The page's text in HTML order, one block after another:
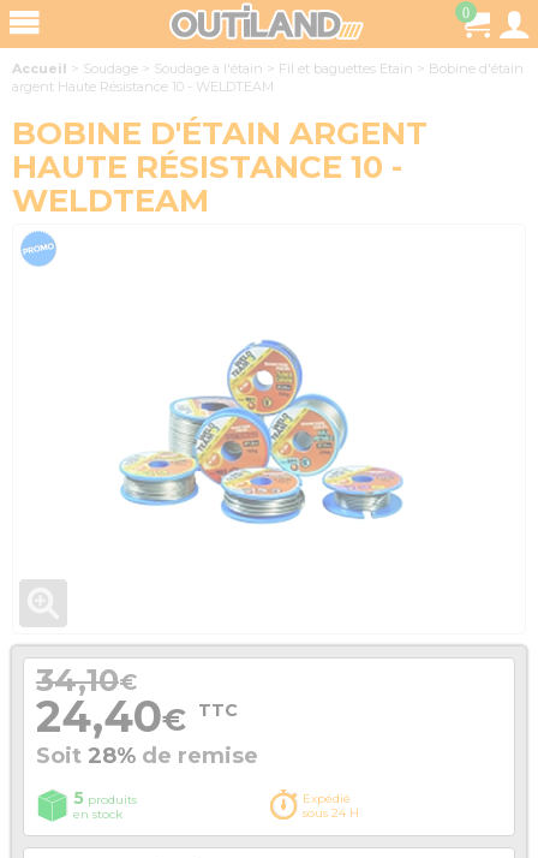
0
Accueil > Soudage > Soudage à l'étain > Fil et baguettes Etain > Bobine d'étain
argent Haute Résistance 10 - WELDTEAM
BOBINE D'ÉTAIN ARGENT
HAUTE RÉSISTANCE 10 -
WELDTEAM
34,10€
24,40€ TTC
Soit 28% de remise
5 produits
en stock
Expédié
sous 24 H